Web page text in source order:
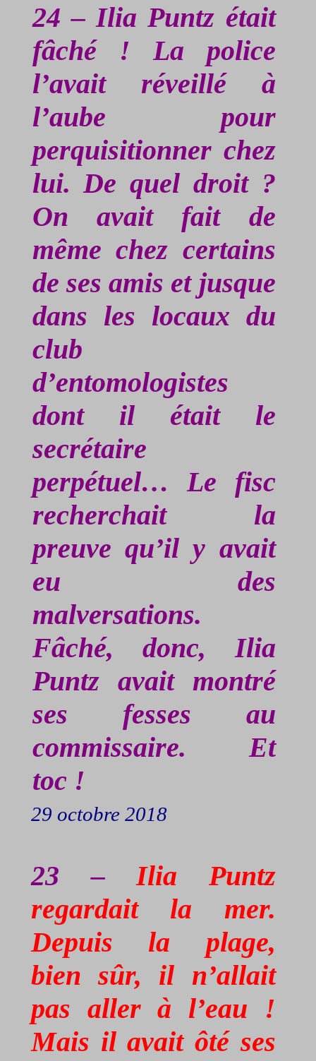
24 – IliaPuntz était
fâché ! La police
l’avait réveillé à
l’aube pour
perquisitionner chez
lui. De quel droit ?
On avait fait de
même chez certains
de ses amis et jusque
dans les locaux du
club
d’entomologistes
dont il était le
secrétaire
perpétuel… Le fisc
recherchait la
preuve qu’il y avait
eu des
malversations.
Fâché, donc, Ilia
Puntzavait montré
ses fesses au
commissaire. Et
toc !
29 octobre 2018
23 –Ilia Puntz
regardait la mer.
Depuis la plage,
bien sûr, il n’allait
pas aller à l’eau !
Mais il avait ôté ses